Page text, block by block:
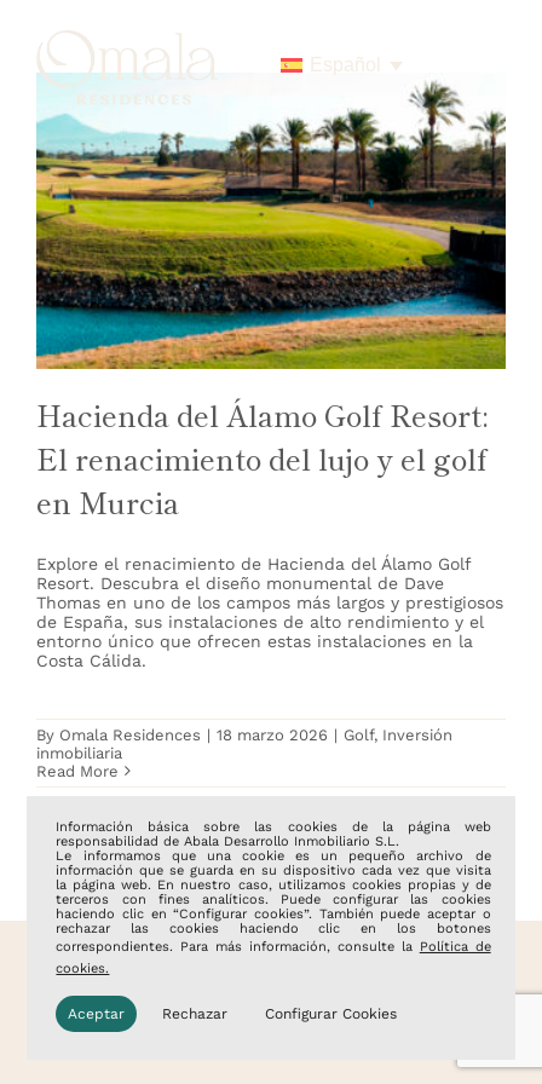
content
Español
Hacienda del Álamo Golf Resort:
El renacimiento del lujo y el golf
en Murcia
Explore el renacimiento de Hacienda del Álamo Golf
Resort. Descubra el diseño monumental de Dave
Thomas en uno de los campos más largos y prestigiosos
de España, sus instalaciones de alto rendimiento y el
entorno único que ofrecen estas instalaciones en la
Costa Cálida.
By Omala Residences | 18 marzo 2026 | Golf, Inversión
inmobiliaria
Read More
Información básica sobre las cookies de la página web
responsabilidad de Abala Desarrollo Inmobiliario S.L.
Le informamos que una cookie es un pequeño archivo de
información que se guarda en su dispositivo cada vez que visita
la página web. En nuestro caso, utilizamos cookies propias y de
terceros con fines analíticos. Puede configurar las cookies
haciendo clic en “Configurar cookies”. También puede aceptar o
rechazar las cookies haciendo clic en los botones
correspondientes. Para más información, consulte la Política de
cookies.
Aceptar Rechazar Configurar Cookies